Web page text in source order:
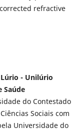
refractive
- Unilúrio
Saúde
do Contestado
Sociais com
Universidade do